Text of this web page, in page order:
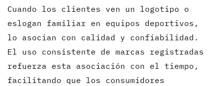
Cuando los clientes ven un logotipo o
eslogan familiar en equipos deportivos,
lo asocian con calidad y confiabilidad.
El uso consistente de marcas registradas
refuerza esta asociación con el tiempo,
facilitando que los consumidores